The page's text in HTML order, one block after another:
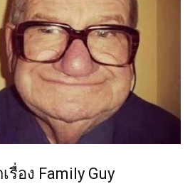
รื่อง Family Guy